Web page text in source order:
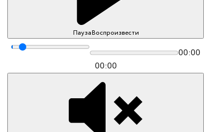
ПаузаВоспроизвести
00:00
00:00